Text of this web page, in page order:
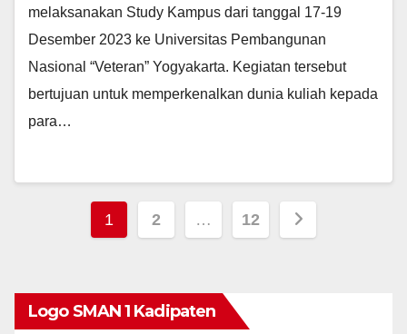
melaksanakan Study Kampus dari tanggal 17-19
Desember 2023 ke Universitas Pembangunan
Nasional “Veteran” Yogyakarta. Kegiatan tersebut
bertujuan untuk memperkenalkan dunia kuliah kepada
para…
1 2 … 12
Logo SMAN 1 Kadipaten